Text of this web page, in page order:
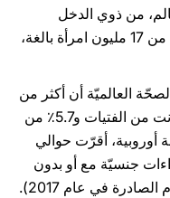
دولة في العالم، من ذوي الدخل
المنخفض والمتوسط، قد أقرّ ما يقرب من 17 مليون امرأة بالغة،
الصحّة العالميّة أن أكثر من
18 مليون اعتداء. ومن بينهم، 13.4٪ كانت من الفتيات و5.7٪ من
ووفقًا لليونيسف، في 28 دولة أوروبية، أقرّت حوالي
جنسيّة مع أو بدون
ملامسة جسديّة قبل سنّ الـ 15 (الأرقام الصادرة في عام 2017).